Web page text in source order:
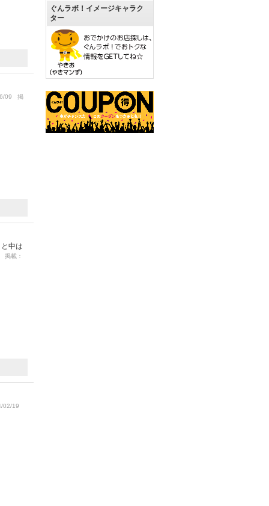
09 掲
中は
掲載：
02/19
ぐんラボ！イメージキャラク
ター